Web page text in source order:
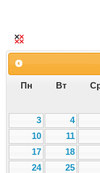
Пн Вт
3
4
10
11
17
18
24
25